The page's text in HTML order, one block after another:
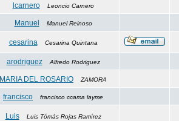
lcarnero Leoncio Carnero
Manuel Manuel Reinoso
cesarina Cesarina Quintana
arodriguez Alfredo Rodriguez
MARIA DEL ROSARIO ZAMORA
francisco francisco ccama layme
Luis Luis Tómás Rojas Ramírez